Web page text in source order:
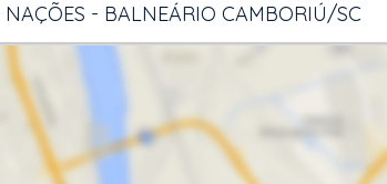
- BALNEÁRIO CAMBORIÚ/SC